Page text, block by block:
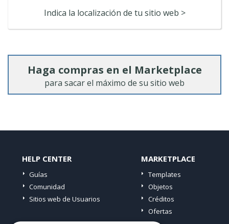
Indica la localización de tu sitio web >
Haga compras en el Marketplace
para sacar el máximo de su sitio web
HELP CENTER
Guías
Comunidad
Sitios web de Usuarios
MARKETPLACE
Templates
Objetos
Créditos
Ofertas